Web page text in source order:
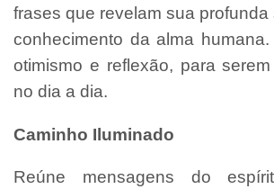
frases que revelam sua profunda
conhecimento da alma
otimismo e reflexão, para
no dia a dia.
Caminho Iluminado
Reúne mensagens do